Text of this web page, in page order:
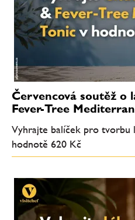
Červencová soutěž o
Fever-Tree
Vyhrajte balíček pro tvorbu
hodnotě 620 Kč